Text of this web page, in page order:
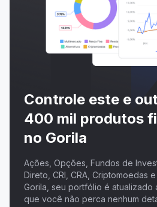
Controle este e
400 mil produtos
no Gorila
Ações, Opções, Fundos de
Direto, CRI, CRA, Criptomoedas
Gorila, seu portfólio é atualizado
que você não perca nenhum